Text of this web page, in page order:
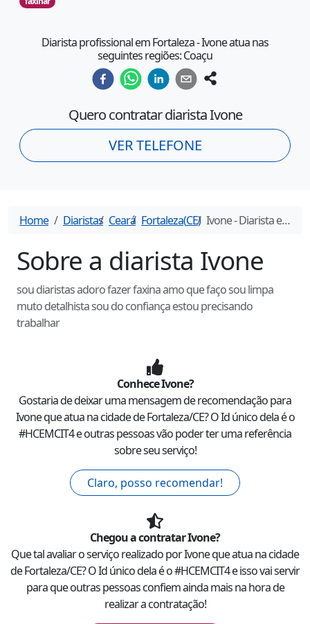
Diarista profissional em Fortaleza - Ivone atua nas
seguintes regiões: Coaçu
Quero contratar diaristaIvone
VER TELEFONE
Home Diaristas Ceará Fortaleza(CE) Ivone- Diarista em
Sobre a diarista Ivone
sou diaristas adoro fazer faxina amo que faço sou limpa
muto detalhista sou do confiança estou precisando
trabalhar
ConheceIvone?
Gostaria de deixar uma mensagem de recomendação para
Ivoneque atua na cidade deFortaleza/CE? O Id único dela é o
#HCEMCIT4e outras pessoas vão poder ter uma referência
sobre seu serviço!
Claro, posso recomendar!
Chegou a contratarIvone?
Que tal avaliar o serviço realizado porIvoneque atua na cidade
deFortaleza/CE? O Id único dela é o #HCEMCIT4e isso vai servir
para que outras pessoas confiem ainda mais na hora de
realizar a contratação!